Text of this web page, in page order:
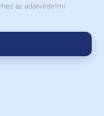
az adatvédelmi